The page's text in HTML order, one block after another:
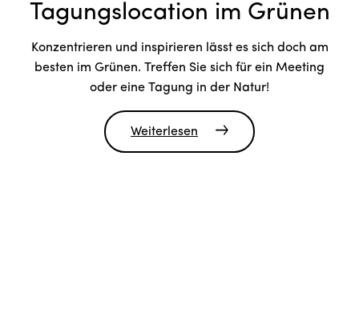
Tagungslocation im Grünen
Konzentrieren und inspirieren lässt es sich doch am
besten im Grünen. Treffen Sie sich für ein Meeting
oder eine Tagung in der Natur!
Weiterlesen